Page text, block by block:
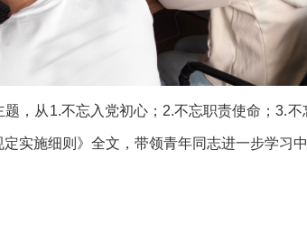
，从1.不忘入党初心；2.不忘职责使命；3.
实施细则》全文，带领青年同志进一步学习中